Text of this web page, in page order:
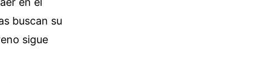
buscan su
sigue